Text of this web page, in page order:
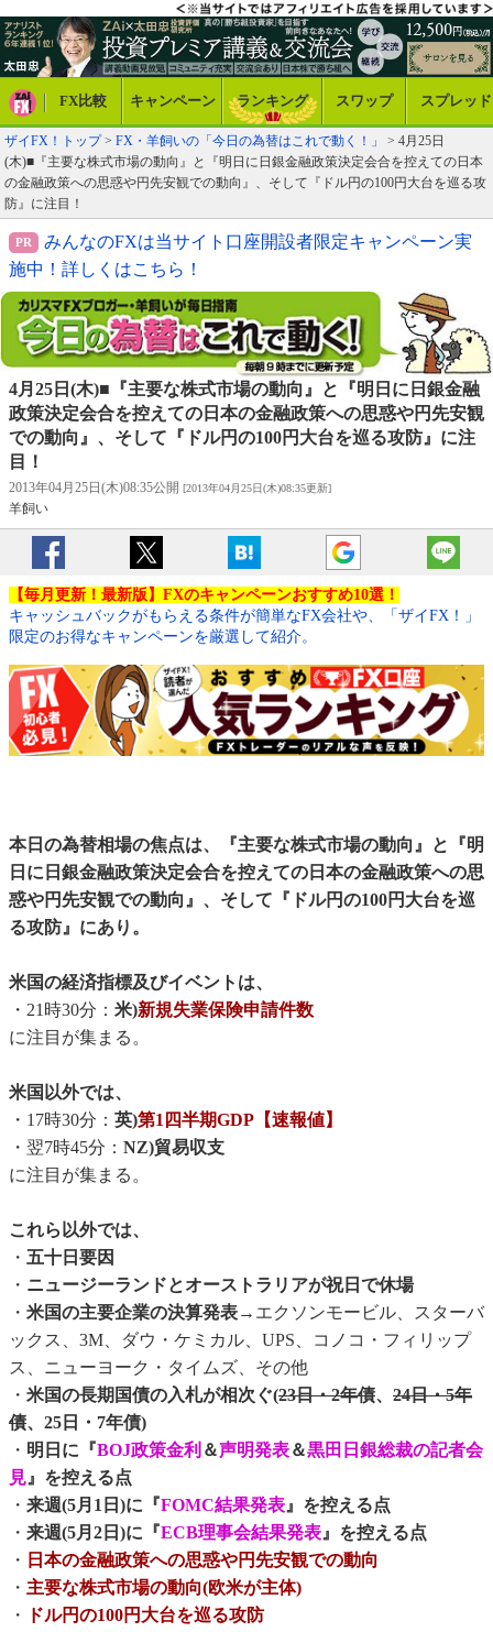
FX比較 キャンペーン ランキング スワップ スプレッド
ザイFX！トップ> FX・羊飼いの「今日の為替はこれで動く！」
> 4月25日
(木)■『主要な株式市場の動向』と『明日に日銀金融政策決定会合を控えての日本
の金融政策への思惑や円先安観での動向』、そして『ドル円の100円大台を巡る攻
防』に注目！
みんなのFXは当サイト口座開設者限定キャンペーン実
施中！詳しくはこちら！
4月25日(木)■『主要な株式市場の動向』と『明日に日銀金融
政策決定会合を控えての日本の金融政策への思惑や円先安観
での動向』、そして『ドル円の100円大台を巡る攻防』に注
目！
2013年04月25日(木)08:35公開 [2013年04月25日(木)08:35更新]
羊飼い
【毎月更新！最新版】FXのキャンペーンおすすめ10選！
キャッシュバックがもらえる条件が簡単なFX会社や、「ザイFX！」
限定のお得なキャンペーンを厳選して紹介。
本日の為替相場の焦点は、『主要な株式市場の動向』と『明
日に日銀金融政策決定会合を控えての日本の金融政策への思
惑や円先安観での動向』、そして『ドル円の100円大台を巡
る攻防』にあり。
米国の経済指標及びイベントは、
・21時30分： 米)新規失業保険申請件数
に注目が集まる。
米国以外では、
・17時30分： 英)第1四半期GDP【速報値】
・翌7時45分： NZ)貿易収支
に注目が集まる。
これら以外では、
・ 五十日要因
・ ニュージーランドとオーストラリアが祝日で休場
・ 米国の主要企業の決算発表→エクソンモービル、スターバ
ックス、3M、ダウ・ケミカル、UPS、コノコ・フィリップ
ス、ニューヨーク・タイムズ、その他
・ 米国の長期国債の入札が相次ぐ(23日・2年債、 24日・5年
債、25日・7年債)
・ 明日に『BOJ政策金利 ＆声明発表＆黒田日銀総裁の記者会
見』を控える点
・ 来週(5月1日)に『FOMC結果発表』を控える点
・ 来週(5月2日)に『ECB理事会結果発表』を控える点
・ 日本の金融政策への思惑や円先安観での動向
・ 主要な株式市場の動向(欧米が主体)
・
ドル円の100円大台を巡る攻防